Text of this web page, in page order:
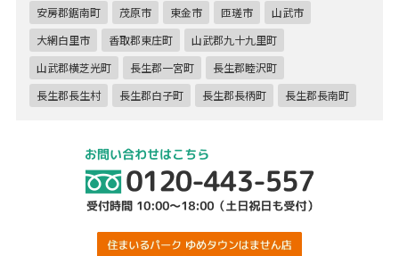
安房郡鋸南町
茂原市 東金市 匝瑳市
山武市
大網白里市
香取郡東庄町
山武郡九十九里町
山武郡横芝光町
長生郡一宮町
長生郡睦沢町
長生郡長生村
長生郡白子町 長生郡長柄町 長生郡長南町